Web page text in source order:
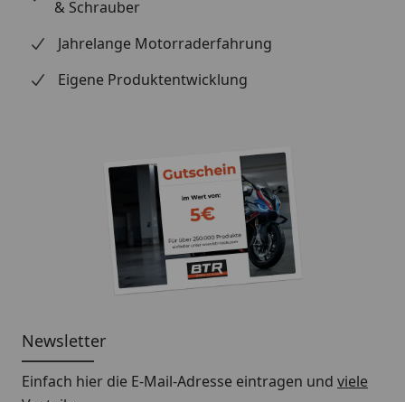
& Schrauber
Jahrelange Motorraderfahrung
Eigene Produktentwicklung
Newsletter
Einfach hier die E-Mail-Adresse eintragen und viele